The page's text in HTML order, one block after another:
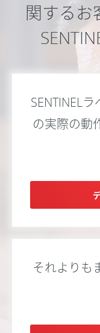
関するお
SENTINEL
の実際の動
それよりも